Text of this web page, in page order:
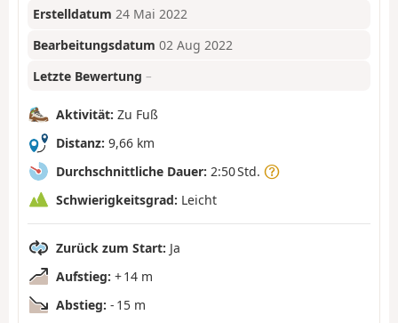
Erstelldatum 24 Mai 2022
Bearbeitungsdatum 02 Aug 2022
Letzte Bewertung –
Aktivität: Zu Fuß
Distanz: 9,66 km
Durchschnittliche Dauer: 2:50 Std.
Schwierigkeitsgrad: Leicht
Zurück zum Start: Ja
Aufstieg: + 14 m
Abstieg: - 15 m